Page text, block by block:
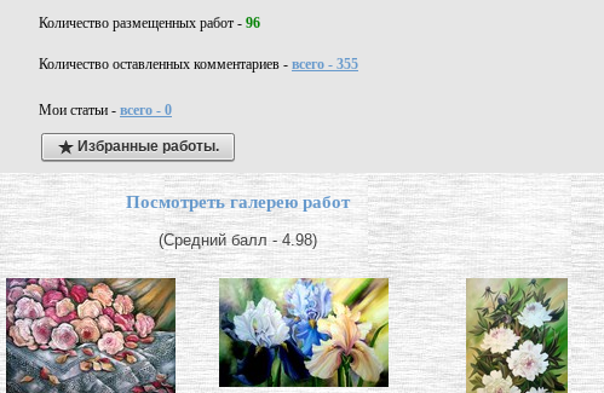
Количество размещенных работ - 96
Количество оставленных комментариев - всего - 355
Мои статьи - всего - 0
Избранные работы.
Посмотреть галерею работ
(Средний балл - 4.98)